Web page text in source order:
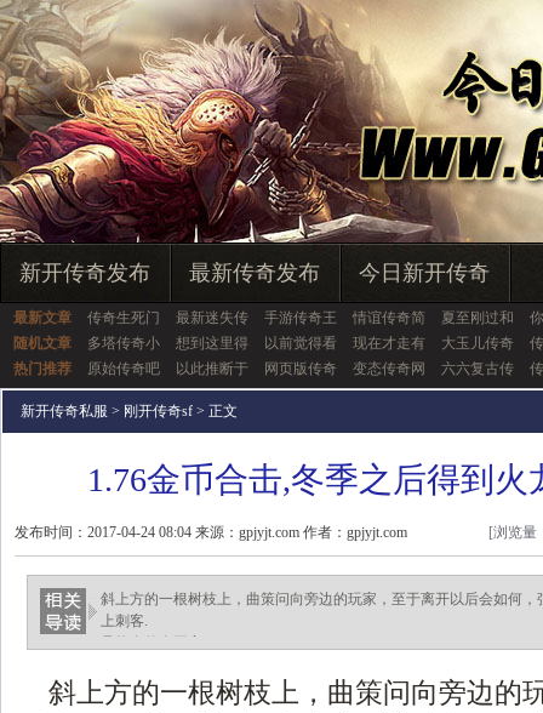
新开传奇发布 最新传奇发布 今日新开传奇
最新文章 传奇生死门 最新迷失传 手游传奇王 情谊传奇简 夏至刚过和
随机文章
多塔传奇小 想到这里得 以前觉得看 现在才走有 大玉儿传奇
热门推荐
原始传奇吧 以此推断于 网页版传奇 变态传奇网 六六复古传
新开传奇私服 > 刚开传奇sf > 正文
1.76金币合击,冬季之后得到火
发布时间：2017-04-24 08:04 来源：gpjyjt.com 作者：gpjyjt.com [浏览量
斜上方的一根树枝上，曲策问向旁边的玩家，至于离开以后会如何
上刺客.
斜上方的一根树枝上，曲策问向旁边的